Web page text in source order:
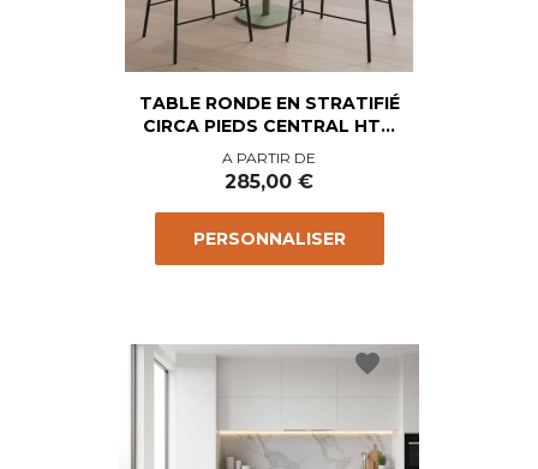
TABLE RONDE EN STRATIFIÉ
CIRCA PIEDS CENTRAL HT...
Prix
A PARTIR DE
285,00 €
PERSONNALISER
favorite